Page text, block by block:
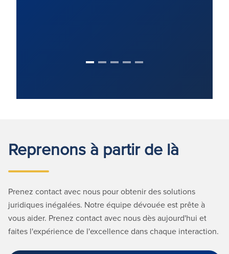
Reprenons à partir de là
Prenez contact avec nous pour obtenir des solutions
juridiques inégalées. Notre équipe dévouée est prête à
vous aider. Prenez contact avec nous dès aujourd'hui et
faites l'expérience de l'excellence dans chaque interaction.